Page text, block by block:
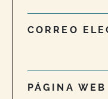
CORREO
PÁGINA WEB